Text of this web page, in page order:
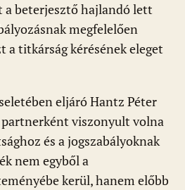
beterjesztő hajlandó lett
megfelelően
titkárság kérésének eleget
eljáró Hantz Péter
viszonyult volna
és a jogszabályoknak
nem egyből a
kerül, hanem előbb